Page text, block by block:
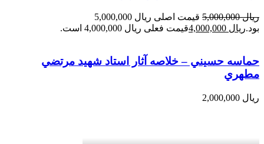
ریال5,000,000
قیمت اصلی ریال 5,000,000
بود.ریال قیمت فعلی ریال 4,000,000 است.
حماسه حسيني – خلاصه آثار استاد شهيد مرتضي
مطهري
ریال